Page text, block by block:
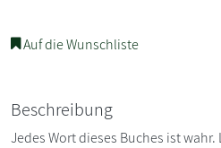
Auf die Wunschliste
Beschreibung
Jedes Wort dieses Buches ist